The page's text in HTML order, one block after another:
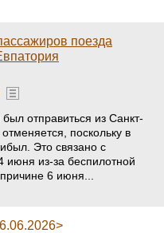
поезда
отправиться из Санкт-
поскольку в
Это связано с
июня из-за беспилотной
6 июня...